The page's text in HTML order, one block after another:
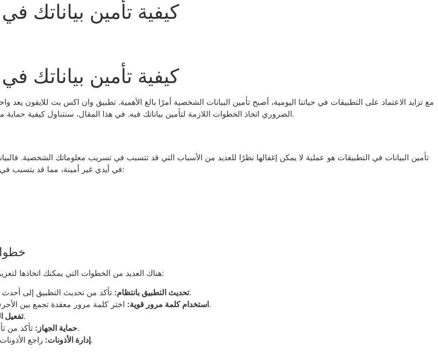
كيفية تأمين بياناتك
كيفية تأمين بياناتك
مع تزايد الاعتماد على التطبيقات في حياتنا اليومية، أصبح تأمين البيانات الشخصية أمرًا بالغ الأهمية. تطبيق وان اكس بت للايفون يعد
الضروري اتخاذ الخطوات اللازمة لتأمين بياناتك فيه. في هذا المقال، سنتناول كيفية حماية معلوماتك الشخصية عند استخدام هذا التطبيق وسنقدم نصائح أمان فعالة.
تأمين البيانات في التطبيقات هو عملية لا يمكن إغفالها نظرًا للعديد من الأسباب التي قد تتسبب في تسريب معلوماتك الشخصية.
في أيدي غير أمينة، مما قد يتسبب في عواقب وخيمة. إليك بعض الأسباب التي تجعل تأمين البيانات أمرًا حيويًا:
هناك العديد من الخطوات التي يمكنك اتخاذها لتعزيز أمان بياناتك في تطبيق وان اكس بت. إليك قائمة ببعض هذه الخطوات:
تحديث التطبيق بانتظام:تأكد من تحديث التطبيق إلى أحدث إصدار باستمرار، حيث تحتوي التحديثات عادةً على تحسينات أمان.
استخدام كلمة مرور قوية:اختر كلمة مرور معقدة تجمع بين الأحرف والأرقام والرموز، وتجنب استخدام كلمات مرور سهلة التخمين.
تفعيلاستخدم ميزة التحقق الثنائي لتعزيز مستوى الأمان.
حماية الجهاز:تأكد من تأمين جهاز الايفون الخاص بك بكلمة مرور أو الخصوصية البيومترية.
إدارة الأذونات:راجع الأذونات المطلوبة من التطبيق وتأكد من أنها تتوافق مع الاستخدام الفعلي.